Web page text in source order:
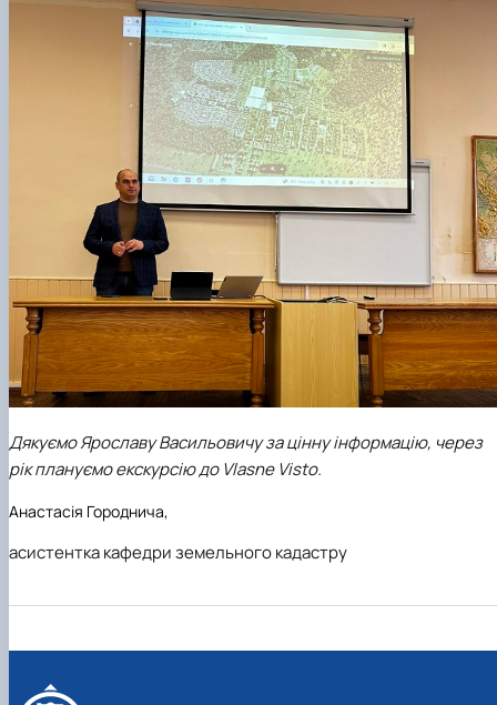
Дякуємо Ярославу Васильовичу за цінну інформацію, через
рік плануємо екскурсію до Vlasne Visto.
Анастасія Городнича,
асистентка кафедри земельного кадастру